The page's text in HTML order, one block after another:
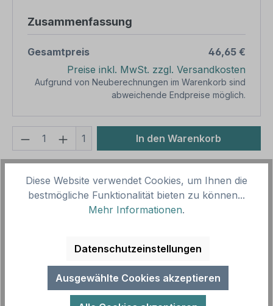
Zusammenfassung
Gesamtpreis
46,65 €
Preise inkl. MwSt. zzgl. Versandkosten
Aufgrund von Neuberechnungen im Warenkorb sind
abweichende Endpreise möglich.
Produkt Anzahl: Gib den
1 In den Warenkorb
Vorlagenummer: HW-TS-50
Hinweis zum Flurdienst - mit Kehrblech und
Kommunen sind in zahlreichen Grö…Mehr
Diese Website verwendet Cookies, um Ihnen die
bestmögliche Funktionalität bieten zu können...
Mehr Informationen.
Datenschutzeinstellungen
Ausgewählte Cookies akzeptieren